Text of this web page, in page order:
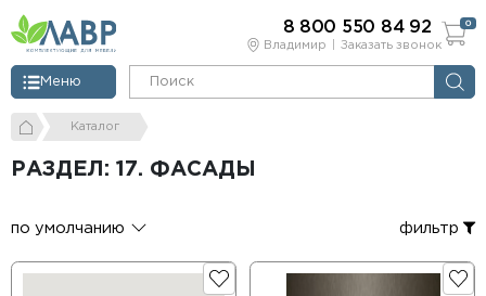
Владимир Заказать звонок
Меню
8 800 550 84 92 0
Каталог
РАЗДЕЛ: 17. ФАСАДЫ
по умолчанию фильтр